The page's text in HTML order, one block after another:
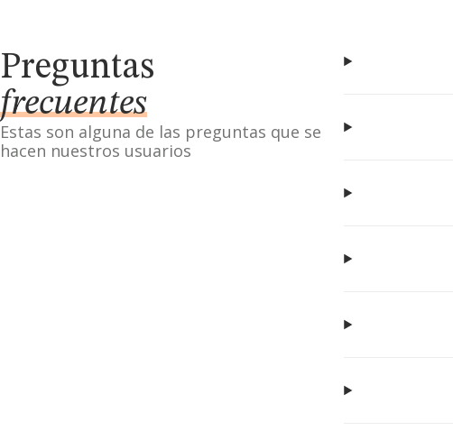
Preguntas
frecuentes
Estas son alguna de las preguntas que se
hacen nuestros usuarios